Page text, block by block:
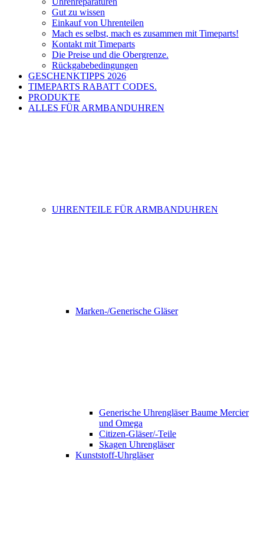
Gut zu wissen
Einkauf von Uhrenteilen
Mach es selbst, mach es zusammen mit Timeparts!
Kontakt mit Timeparts
Die Preise und die Obergrenze.
Rückgabebedingungen
GESCHENKTIPPS 2026
TIMEPARTS RABATT CODES.
PRODUKTE
ALLES FÜR ARMBANDUHREN
UHRENTEILE FÜR ARMBANDUHREN
Marken-/Generische Gläser
Generische Uhrengläser Baume Mercier
und Omega
Citizen-Gläser/-Teile
Skagen Uhrengläser
Kunststoff-Uhrgläser